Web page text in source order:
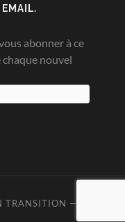
abonner à ce
nouvel
TRANSITION —